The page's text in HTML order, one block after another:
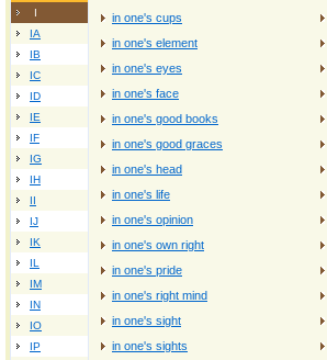
I
IA
IB
IC
ID
IE
IF
IG
IH
II
IJ
IK
IL
IM
IN
IO
IP
in one's cups
in one's element
in one's eyes
in one's face
in one's good books
in one's good graces
in one's head
in one's life
in one's opinion
in one's own right
in one's pride
in one's right mind
in one's sight
in one's sights